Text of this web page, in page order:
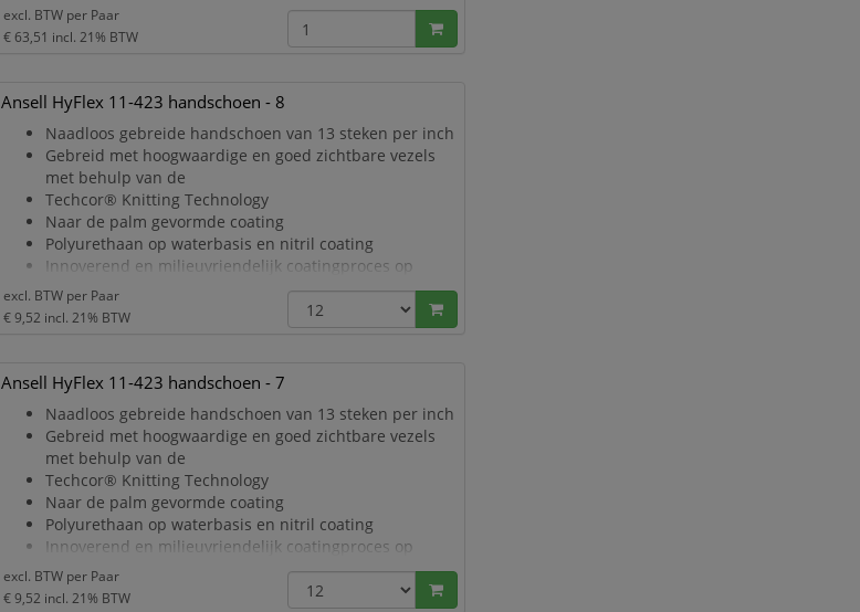
vilt
De handschoen heeft een goede mechanische
perforatiebestendigheid
De handschoen wordt geleverd in één maat
Geadviseerd wordt de handschoen niet te wa
excl. BTW per Paar
€ 63,51 incl. 21% BTW
Ansell HyFlex 11-423 handschoen - 8
Naadloos gebreide handschoen van 13 steken per inch
Gebreid met hoogwaardige en goed zichtbare vezels
met behulp van de
Techcor® Knitting Technology
Naar de palm gevormde coating
Polyurethaan op waterbasis en nitril coating
Innoverend en milieuvriendelijk coatingproces op
waterbasis
Vrij van siliconen en DMF
Water en olieafstotende behandeling van zowel de
coating
Goede schuur en snijweerstand
Bestand tegen h
excl. BTW per Paar
€ 9,52 incl. 21% BTW
Ansell HyFlex 11-423 handschoen - 7
Naadloos gebreide handschoen van 13 steken per inch
Gebreid met hoogwaardige en goed zichtbare vezels
met behulp van de
Techcor® Knitting Technology
Naar de palm gevormde coating
Polyurethaan op waterbasis en nitril coating
Innoverend en milieuvriendelijk coatingproces op
waterbasis
Vrij van siliconen en DMF
excl. BTW per Paar
€ 9,52 incl. 21% BTW